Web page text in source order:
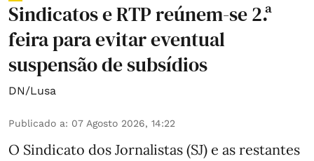
Sindicatos e RTP reúnem-se 2.ª
feira para evitar eventual
suspensão de subsídios
DN/Lusa
Publicado a: 07 Agosto 2026, 14:22
O Sindicato dos Jornalistas (SJ) e as restantes